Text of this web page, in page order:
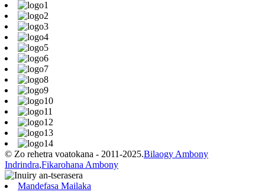
© Zo rehetra voatokana - 2011-2025.Bilaogy Ambony
Indrindra,Fikarohana Ambony
Mandefasa Mailaka